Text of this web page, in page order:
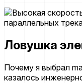
Ловушка
Почему я выбрал
казалось